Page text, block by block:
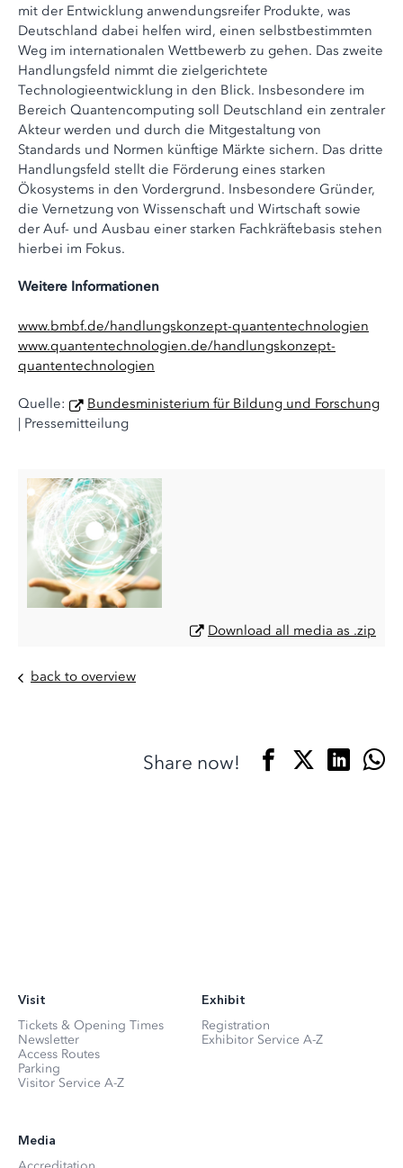
mit der Entwicklung anwendungsreifer Produkte, was
Deutschland dabei helfen wird, einen selbstbestimmten
Weg im internationalen Wettbewerb zu gehen. Das zweite
Handlungsfeld nimmt die zielgerichtete
Technologieentwicklung in den Blick. Insbesondere im
Bereich Quantencomputing soll Deutschland ein zentraler
Akteur werden und durch die Mitgestaltung von
Standards und Normen künftige Märkte sichern. Das dritte
Handlungsfeld stellt die Förderung eines starken
Ökosystems in den Vordergrund. Insbesondere Gründer,
die Vernetzung von Wissenschaft und Wirtschaft sowie
der Auf- und Ausbau einer starken Fachkräftebasis stehen
hierbei im Fokus.
Weitere Informationen
www.bmbf.de/handlungskonzept-quantentechnologien
www.quantentechnologien.de/handlungskonzept-
quantentechnologien
Quelle:
Bundesministerium für Bildung und Forschung
| Pressemitteilung
Download all media as .zip
back to overview
Share now!
Visit
Tickets & Opening Times
Newsletter
Access Routes
Parking
Visitor Service A-Z
Exhibit
Registration
Exhibitor Service A-Z
Media